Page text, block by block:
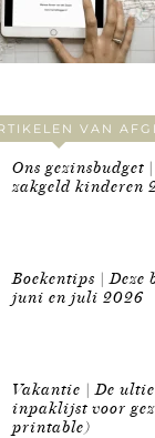
VAN
Ons gezinsbudget
zakgeld kinderen
Boekentips | Deze
juni en juli 2026
Vakantie | De
inpaklijst voor
printable)